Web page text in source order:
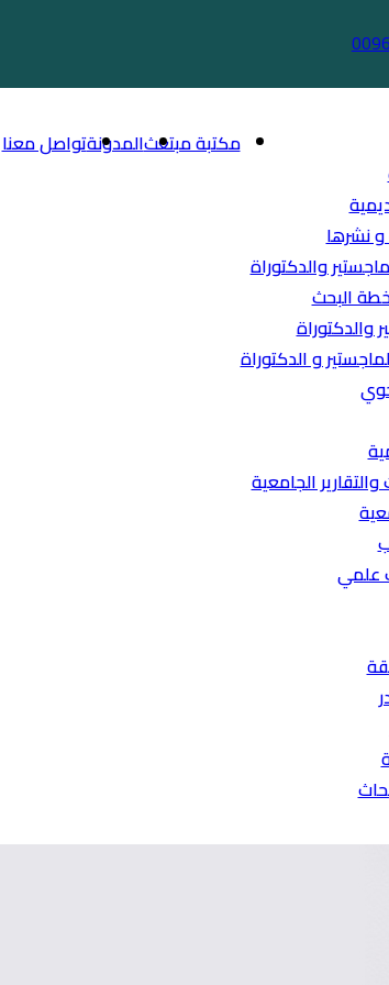
و نشرها
والدكتوراة
خطة البحث
والدكتوراة
و الدكتوراة
الجامعية
علمي
مكتبة مبتعثالمدونةتواصل معنا